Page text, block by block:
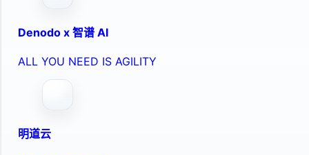
Denodo x 智谱 AI
ALL YOU NEED IS AGILITY
明道云